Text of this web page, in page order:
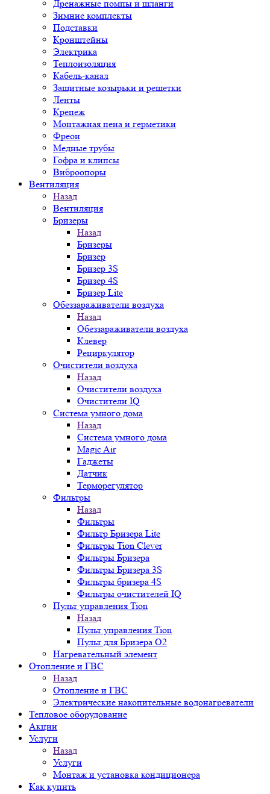
Дренажные помпы и шланги
Зимние комплекты
Подставки
Кронштейны
Электрика
Теплоизоляция
Кабель-канал
Защитные козырьки и решетки
Ленты
Крепеж
Монтажная пена и герметики
Фреон
Медные трубы
Гофра и клипсы
Виброопоры
Вентиляция
Назад
Вентиляция
Бризеры
Назад
Бризеры
Бризер
Бризер 3S
Бризер 4S
Бризер Lite
Обеззараживатели воздуха
Назад
Обеззараживатели воздуха
Клевер
Рециркулятор
Очистители воздуха
Назад
Очистители воздуха
Очистители IQ
Система умного дома
Назад
Система умного дома
Magic Air
Гаджеты
Датчик
Терморегулятор
Фильтры
Назад
Фильтры
Фильтр Бризера Lite
Фильтры Tion Clever
Фильтры Бризера
Фильтры Бризера 3S
Фильтры бризера 4S
Фильтры очистителей IQ
Пульт управления Tion
Назад
Пульт управления Tion
Пульт для Бризера O2
Нагревательный элемент
Отопление и ГВС
Назад
Отопление и ГВС
Электрические накопительные водонагреватели
Тепловое оборудование
Акции
Услуги
Назад
Услуги
Монтаж и установка кондиционера
Как купить